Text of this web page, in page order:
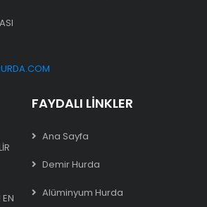
EN
FAYDALI LINKLER
Ana Sayfa
Demir Hurda
Alüminyum Hurda